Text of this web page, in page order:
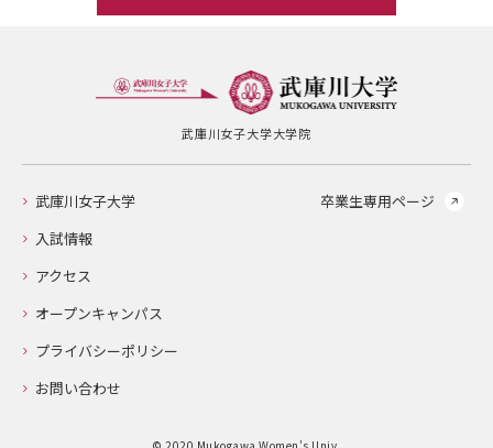
武庫川女子大学大学院
武庫川女子大学
入試情報
アクセス
オープンキャンパス
プライバシーポリシー
お問い合わせ
卒業生専用ページ